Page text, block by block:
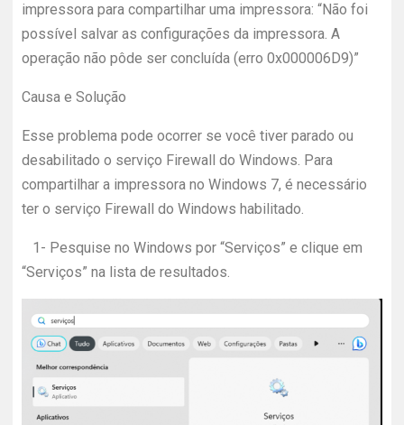
impressora para compartilhar uma impressora: “Não foi
possível salvar as configurações da impressora. A
operação não pôde ser concluída (erro 0x000006D9)”
Causa e Solução
Esse problema pode ocorrer se você tiver parado ou
desabilitado o serviço Firewall do Windows. Para
compartilhar a impressora no Windows 7, é necessário
ter o serviço Firewall do Windows habilitado.
1- Pesquise no Windows por “Serviços” e clique em
“Serviços” na lista de resultados.